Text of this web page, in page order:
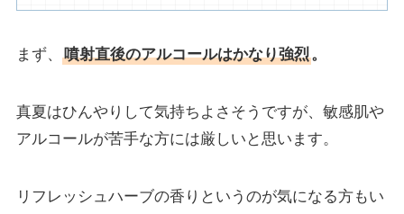
まず、 噴射直後のアルコールはかなり強烈。
真夏はひんやりして気持ちよさそうですが、敏感肌や
アルコールが苦手な方には厳しいと思います。
リフレッシュハーブの香りというのが気になる方もい